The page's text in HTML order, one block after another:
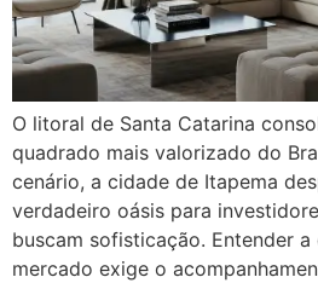
O litoral de Santa Catarina
quadrado mais valorizado do
cenário, a cidade de Itapema
verdadeiro oásis para
buscam sofisticação. Entender a
mercado exige o